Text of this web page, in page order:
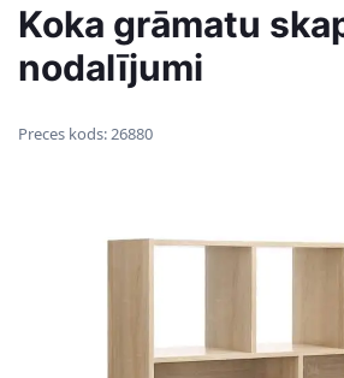
Koka grāmatu
nodalījumi
Preces kods:26880